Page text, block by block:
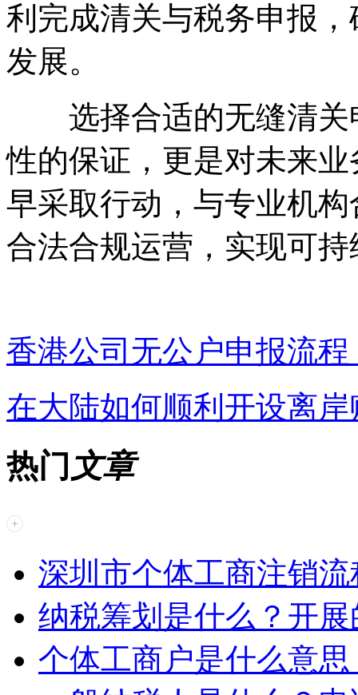
利完成清关与税务申报
发展。
选择合适的无缝清关
性的保证，更是对未来
早采取行动，与专业机
合法合规运营，实现可
香港公司无公户申报流
在大陆如何顺利开设离
热门 文章
深圳市个体工商注销
纳税筹划是什么？开
个体工商户是什么意